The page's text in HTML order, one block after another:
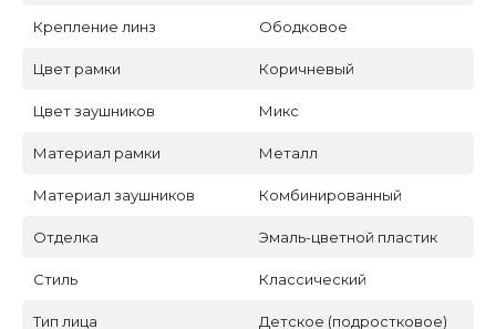
Крепление линз Ободковое
Цвет рамки Коричневый
Цвет заушников Микс
Материал рамки Металл
Материал заушников Комбинированный
Отделка Эмаль-цветной пластик
Стиль Классический
Тип лица Детское (подростковое)